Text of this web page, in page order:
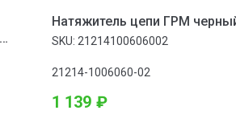
Натяжитель цепи ГРМ
SKU: 21214100606002
21214-1006060-02
1 139 ₽